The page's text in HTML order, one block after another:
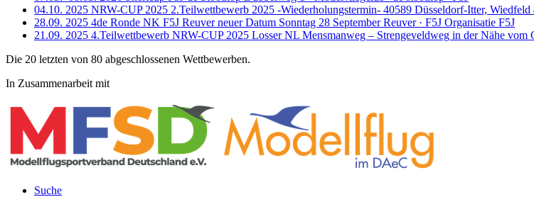
04.10. 2025 NRW-CUP 2025 2.Teilwettbewerb 2025 -Wiederholungstermin- 40589 Düsseldorf-Itter,
28.09. 2025 4de Ronde NK F5J Reuver neuer Datum Sonntag 28 SeptemberReuver · F5J Organisatie F5J
21.09. 2025 4.Teilwettbewerb NRW-CUP 2025 Losser NL Mensmanweg – Strengeveldweg in der Nähe
Die 20 letzten von 80 abgeschlossenen Wettbewerben.
In Zusammenarbeit mit
Suche